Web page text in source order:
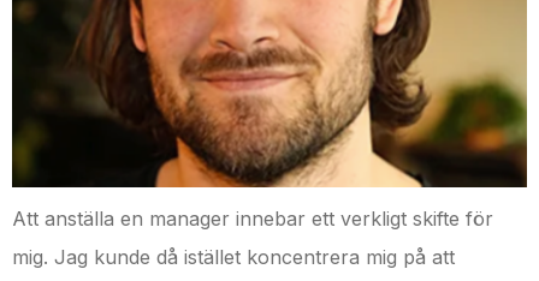
Att anställa en manager innebar ett verkligt skifte för
mig. Jag kunde då istället koncentrera mig på att